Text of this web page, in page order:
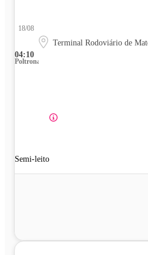
04:10
18/08
Terminal Rodoviário de
Poltrona
Semi-leito